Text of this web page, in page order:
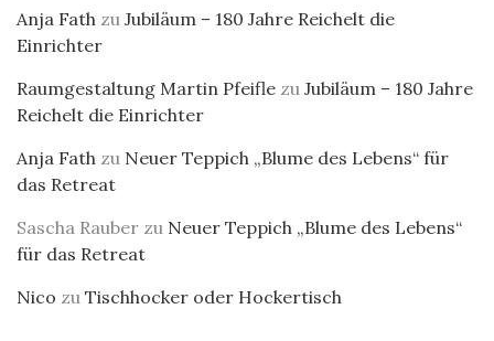
Anja Fath zu Jubiläum – 180 Jahre Reichelt die
Einrichter
Raumgestaltung Martin Pfeifle zu Jubiläum – 180 Jahre
Reichelt die Einrichter
Anja Fath zu Neuer Teppich „Blume des Lebens“ für
das Retreat
Sascha Rauber zu Neuer Teppich „Blume des Lebens“
für das Retreat
Nico zu Tischhocker oder Hockertisch